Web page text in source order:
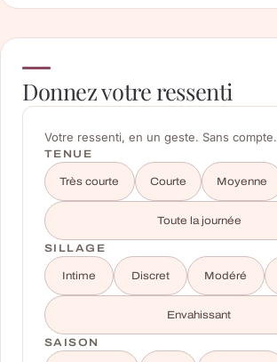
Donnez votre ressenti
Votre ressenti, en un geste. Sans compte.
TENUE
Très courte Courte Moyenne
Toute la journée
SILLAGE
Intime Discret Modéré
Envahissant
SAISON